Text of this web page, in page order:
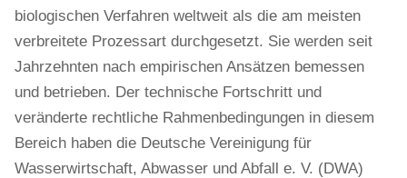
biologischen Verfahren weltweit als die am meisten
verbreitete Prozessart durchgesetzt. Sie werden seit
Jahrzehnten nach empirischen Ansätzen bemessen
und betrieben. Der technische Fortschritt und
veränderte rechtliche Rahmenbedingungen in diesem
Bereich haben die Deutsche Vereinigung für
Wasserwirtschaft, Abwasser und Abfall e. V. (DWA)